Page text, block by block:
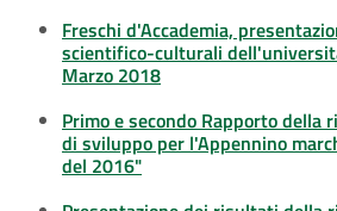
Freschi d'Accademia,
scientifico-culturali
Marzo 2018
Primo e secondo Rapporto della
di sviluppo per l'Appennino
del 2016"